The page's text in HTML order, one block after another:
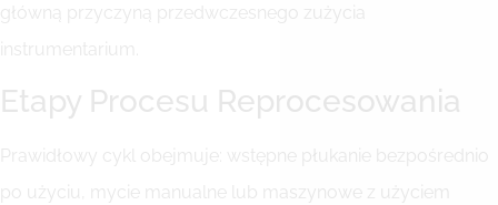
główną przyczyną przedwczesnego zużycia
instrumentarium.
Etapy Procesu Reprocesowania
Prawidłowy cykl obejmuje: wstępne płukanie bezpośrednio
po użyciu, mycie manualne lub maszynowe z użyciem